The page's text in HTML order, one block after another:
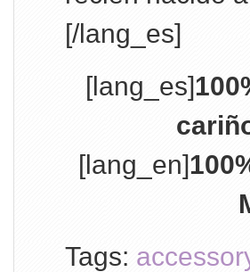
[/lang_es]
[lang_es]
[lang_en]
Tags: